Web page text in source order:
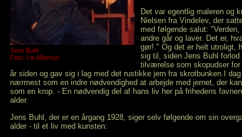
Jens Buhl
Foto: Lis Albertus
Det var egentlig maleren og
Nielsen fra Vindelev, der
med følgende salut:
andre går og laver. Det er,
gør!." Og det er helt utroligt,
sig til, siden Jens Buhl forlod
tilværelse som skopudser for
år siden og gav sig i lag med det rustikke jern fra skrotbunken.I
nærmest som en indre nødvendighed at arbejde med jernet, der
som en krop. - En nødvendig del af hans liv her på frihedens
alder.
Jens Buhl, der er en årgang 1928, siger selv følgende om sin
alder - til et liv med kunsten: